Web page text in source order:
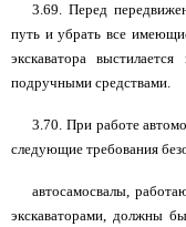
3.69. Перед
путь и убрать все
экскаватора
подручными средствами.
3.70. При работе
следующие требования
автосамосвалы,
экскаваторами, должны